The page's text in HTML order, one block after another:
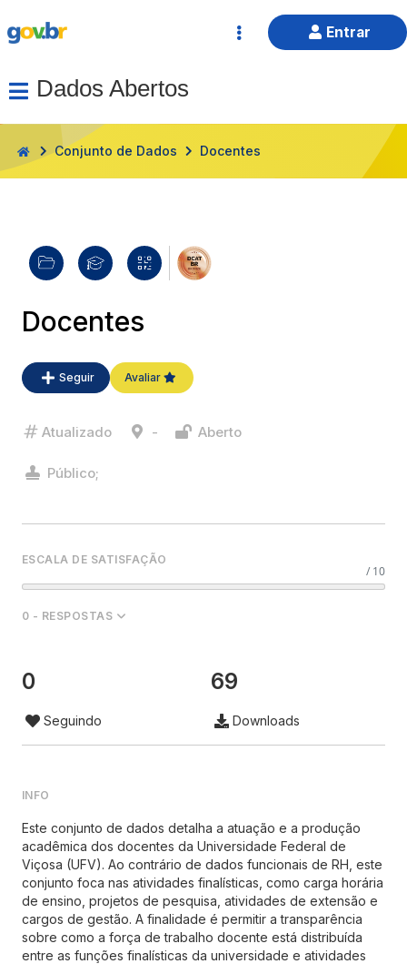
Entrar
Dados Abertos
HOME Conjunto de Dados Docentes
Docentes
Seguir Avaliar
Atualizado - Aberto
Público;
ESCALA DE SATISFAÇÃO
/ 10
0 - RESPOSTAS
0
Seguindo
69
Downloads
INFO
Este conjunto de dados detalha a atuação e a produção
acadêmica dos docentes da Universidade Federal de
Viçosa (UFV). Ao contrário de dados funcionais de RH, este
conjunto foca nas atividades finalísticas, como carga horária
de ensino, projetos de pesquisa, atividades de extensão e
cargos de gestão. A finalidade é permitir a transparência
sobre como a força de trabalho docente está distribuída
entre as funções finalísticas da universidade e atividades